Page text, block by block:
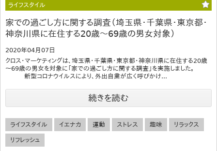
ライフスタイル
家での過ごし方に関する調査（埼玉県・千葉県・東京都・
神奈川県に在住する20歳～69歳の男女対象）
2020年04月07日
クロス・マーケティングは、埼玉県・千葉県・東京都・神奈川県に在住する20歳
～69歳の男女を対象に「家での過ごし方に関する調査」を実施しました。
新型コロナウイルスにより、外出自粛が広く呼びかけ...
続きを読む
ライフスタイル イエナカ 運動 ストレス 趣味 リラックス
リフレッシュ